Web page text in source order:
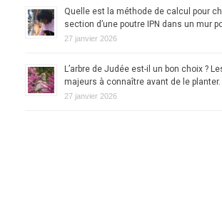
Quelle est la méthode de calcul pour
section d’une poutre IPN dans un mur
27 janvier 2026
L’arbre de Judée est-il un bon choix ?
majeurs à connaître avant de le planter.
27 janvier 2026